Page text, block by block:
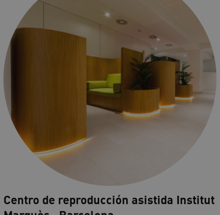
Centro de reproducción asistida Institut